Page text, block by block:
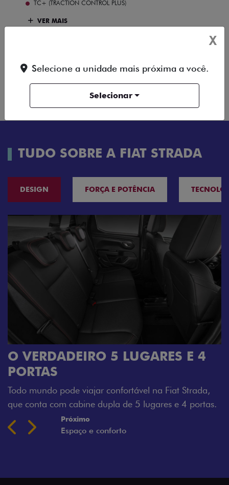
TC+ (TRACTION CONTROL PLUS)
VER MAIS
ENTRAR EM
CONTATO
COMPARAR
VERSÃO
TUDO SOBRE A FIAT STRADA
DESIGN FORÇA E POTÊNCIA
O VERDADEIRO 5 LUGARES E 4
PORTAS
Todo mundo pode viajar confortável na Fiat Strada,
que conta com cabine dupla de 5 lugares e 4 portas.
Previous
Next
Próximo
Espaço e conforto
X
Selecione a unidade mais próxima a você.
Selecionar